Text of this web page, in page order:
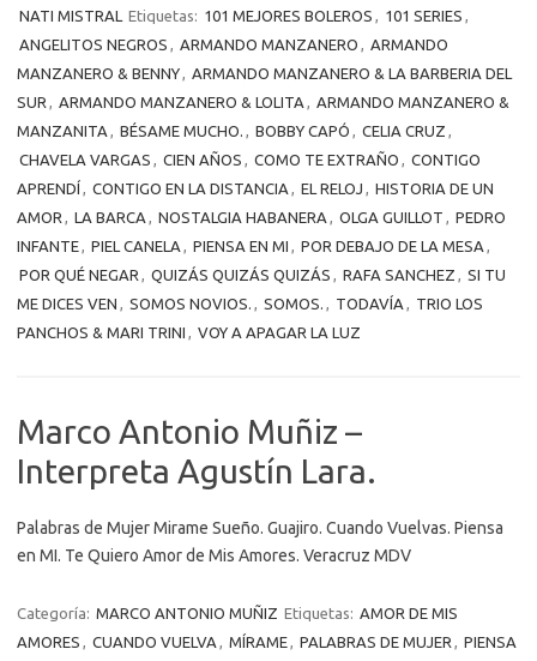
NATI MISTRAL Etiquetas: 101 MEJORES BOLEROS , 101 SERIES ,
ANGELITOS NEGROS , ARMANDO MANZANERO , ARMANDO
MANZANERO & BENNY, ARMANDO MANZANERO & LA BARBERIA DEL
SUR , ARMANDO MANZANERO & LOLITA , ARMANDO MANZANERO &
MANZANITA , BÉSAME MUCHO. , BOBBY CAPÓ , CELIA CRUZ ,
CHAVELA VARGAS , CIEN AÑOS , COMO TE EXTRAÑO , CONTIGO
APRENDÍ , CONTIGO EN LA DISTANCIA , EL RELOJ , HISTORIA DE UN
AMOR , LA BARCA , NOSTALGIA HABANERA , OLGA GUILLOT , PEDRO
INFANTE, PIEL CANELA , PIENSA EN MI , POR DEBAJO DE LA MESA ,
POR QUÉ NEGAR , QUIZÁS QUIZÁS QUIZÁS , RAFA SANCHEZ , SI TU
ME DICES VEN , SOMOS NOVIOS. , SOMOS. , TODAVÍA , TRIO LOS
PANCHOS & MARI TRINI , VOY A APAGAR LA LUZ
Marco Antonio Muñiz –
Interpreta Agustín Lara.
Palabras de Mujer Mirame Sueño. Guajiro. Cuando Vuelvas. Piensa
en MI. Te Quiero Amor de Mis Amores. Veracruz MDV
Categoría: MARCO ANTONIO MUÑIZ Etiquetas: AMOR DE MIS
AMORES , CUANDO VUELVA , MÍRAME, PALABRAS DE MUJER , PIENSA